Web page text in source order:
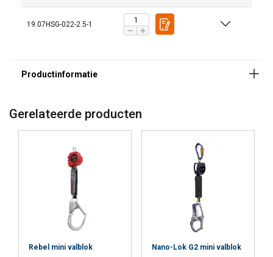
19.07HSG-022-2.5-1
Gerelateerde producten
Rebel mini valblok Nano-Lok G2 mini valblok